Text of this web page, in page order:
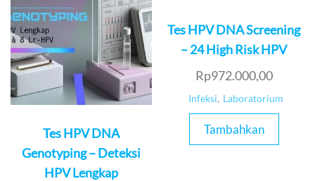
Tes HPV DNA
Genotyping – Deteksi
HPV Lengkap
Tes HPV DNA Screening
– 24 High Risk HPV
Rp972.000,00
Infeksi, Laboratorium
Tambahkan